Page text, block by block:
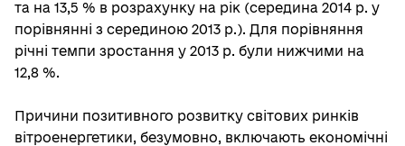
та на 13,5 % в розрахунку на рік (середина 2014 р. у
порівнянні з серединою 2013 р.). Для порівняння
річні темпи зростання у 2013 р. були нижчими на
12,8 %.
Причини позитивного розвитку світових ринків
вітроенергетики, безумовно, включають економічні